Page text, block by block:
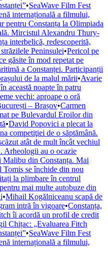
•SeaWave Film Fest
internațională a filmului,
pentru Constanța la Olimpiada
Mircistul Alexandru Thury-
interbelică, redescoperită,
Peninsulei•Pericol pe
găsite în mod repetat pe
a Constanței. Participanții
de la malul mării•Avarie
această noapte în patru
vechi: aproape o oră
– Brașov•Carmen
pe Bulevardul Eroilor din
•David Popovici a plecat la
competiţiei de o săptămână.
atât de mult încât vechiul
Arheologii au o ocazie
din Constanța. Mai
Tomis se închide din nou
la plimbare în centrul
mai multe autobuze din
•Mihail Kogălniceanu scapă de
intră în vigoare•Constanța,
îi acordă un profil de credit
Chițac: „Evaluarea Fitch
•SeaWave Film Fest
internațională a filmului,